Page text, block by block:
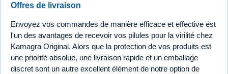
Offres de livraison
Envoyez vos commandes de manière efficace et effective est
l'un des avantages de recevoir vos pilules pour la virilité chez
Kamagra Original. Alors que la protection de vos produits est
une priorité absolue, une livraison rapide et un emballage
discret sont un autre excellent élément de notre option de